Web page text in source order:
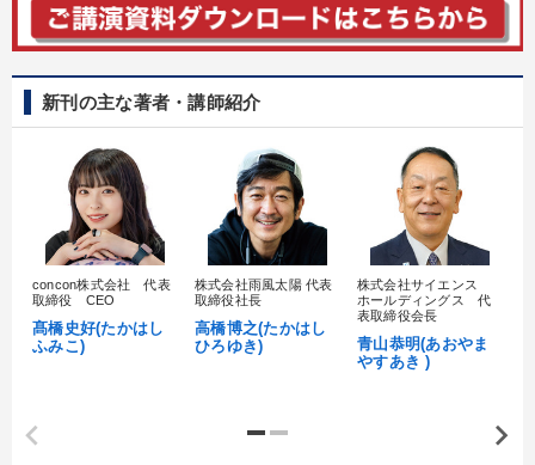
新刊の主な著者・講師紹介
concon株式会社 代表
取締役 CEO
髙橋史好(たかはし
ふみこ)
株式会社雨風太陽 代表
取締役社長
高橋博之(たかはし
ひろゆき)
株式会社サイエンス
ホールディングス 代
表取締役会長
青山恭明(あおやま
やすあき )